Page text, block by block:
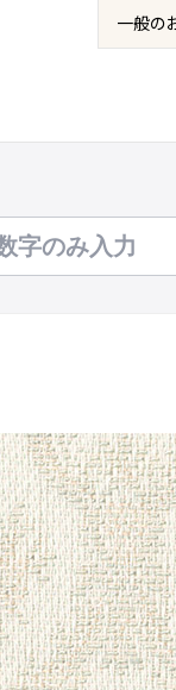
一般の